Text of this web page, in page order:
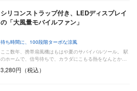
シリコンストラップ付き、LEDディスプレイ
の「大風量モバイルファン」
待ち時間に、100段階ターボな涼風
ここ数年、携帯扇風機はもはや夏のサバイバルツール。 駅
のホームで、信号待ちで、カラダにこもる熱をなんとか…
3,280円（税込）